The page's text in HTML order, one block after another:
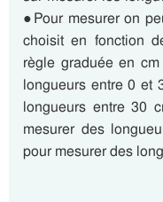
●Pour mesurer on
choisit en fonction
règle graduée en
longueurs entre 0 et
longueurs entre 30
mesurer des
pour mesurer des